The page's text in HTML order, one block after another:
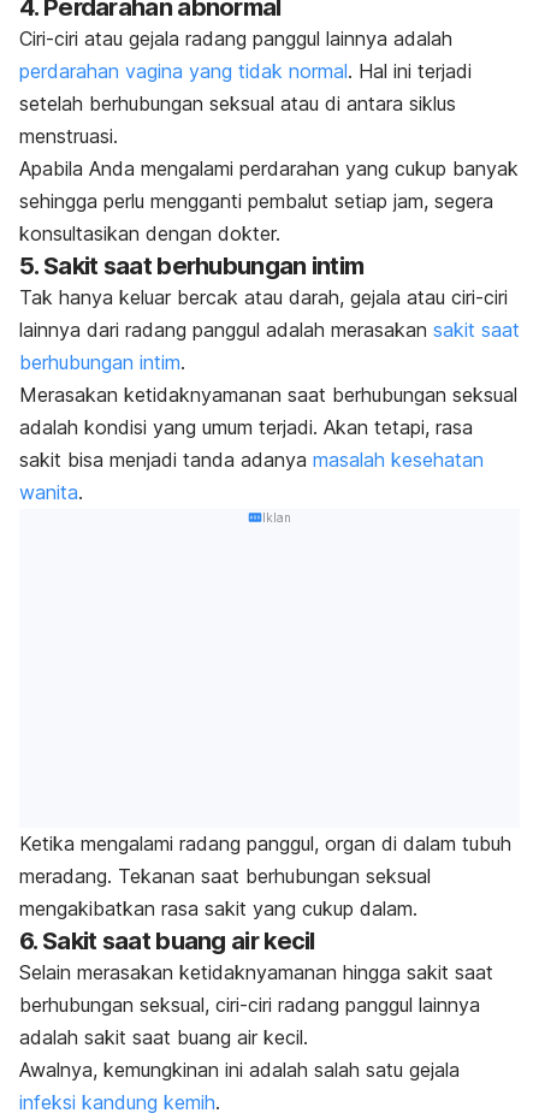
4. Perdarahan abnormal
Ciri-ciri atau gejala radang panggul lainnya adalah
perdarahan vagina yang tidak normal. Hal ini terjadi
setelah berhubungan seksual atau di antara siklus
menstruasi.
Apabila Anda mengalami perdarahan yang cukup banyak
sehingga perlu mengganti pembalut setiap jam, segera
konsultasikan dengan dokter.
5. Sakit saat berhubungan intim
Tak hanya keluar bercak atau darah, gejala atau ciri-ciri
lainnya dari radang panggul adalah merasakan sakit saat
berhubungan intim.
Merasakan ketidaknyamanan saat berhubungan seksual
adalah kondisi yang umum terjadi. Akan tetapi, rasa
sakit bisa menjadi tanda adanya masalah kesehatan
wanita.
Iklan
Ketika mengalami radang panggul, organ di dalam tubuh
meradang. Tekanan saat berhubungan seksual
mengakibatkan rasa sakit yang cukup dalam.
6. Sakit saat buang air kecil
Selain merasakan ketidaknyamanan hingga sakit saat
berhubungan seksual, ciri-ciri radang panggul lainnya
adalah sakit saat buang air kecil.
Awalnya, kemungkinan ini adalah salah satu gejala
infeksi kandung kemih.